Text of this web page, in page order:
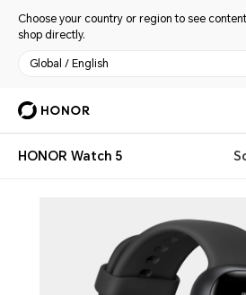
Choose your country or region to see
shop directly.
Global / English
HONOR Watch 5